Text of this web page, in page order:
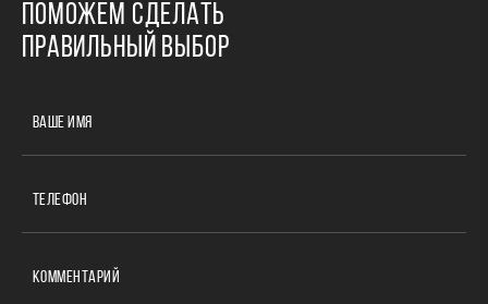
ПОМОЖЕМ СДЕЛАТЬ
ПРАВИЛЬНЫЙ ВЫБОР
ВАШЕ ИМЯ
ТЕЛЕФОН
КОММЕНТАРИЙ